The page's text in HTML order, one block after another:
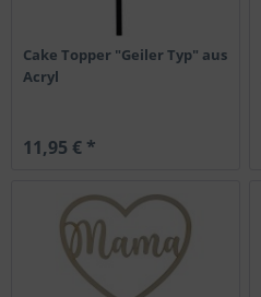
Cake Topper "Geiler Typ" aus
Acryl
11,95 € *